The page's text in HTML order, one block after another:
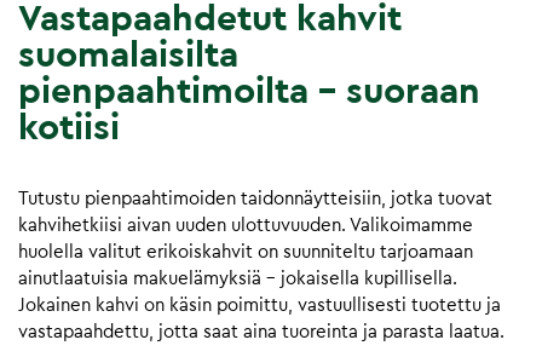
Vastapaahdetut kahvit
suomalaisilta
pienpaahtimoilta – suoraan
kotiisi
Tutustu pienpaahtimoiden taidonnäytteisiin, jotka tuovat
kahvihetkiisi aivan uuden ulottuvuuden. Valikoimamme
huolella valitut erikoiskahvit on suunniteltu tarjoamaan
ainutlaatuisia makuelämyksiä – jokaisella kupillisella.
Jokainen kahvi on käsin poimittu, vastuullisesti tuotettu ja
vastapaahdettu, jotta saat aina tuoreinta ja parasta laatua.